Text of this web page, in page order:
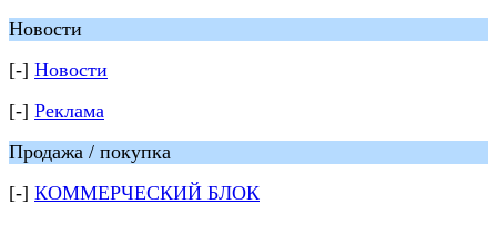
Новости
[-] Новости
[-] Реклама
Продажа / покупка
[-] КОММЕРЧЕСКИЙ БЛОК